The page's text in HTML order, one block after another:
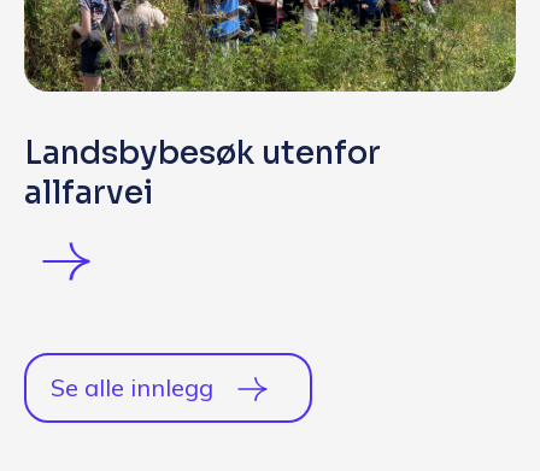
Landsbybesøk utenfor
allfarvei
Se alle innlegg